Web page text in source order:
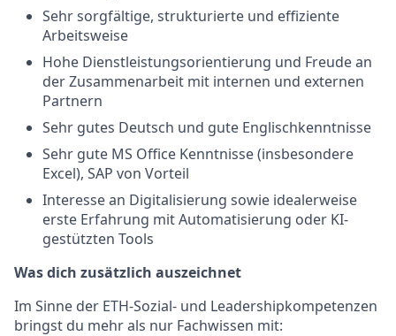
Sehr sorgfältige, strukturierte und effiziente
Arbeitsweise
Hohe Dienstleistungsorientierung und Freude an
der Zusammenarbeit mit internen und externen
Partnern
Sehr gutes Deutsch und gute Englischkenntnisse
Sehr gute MS Office Kenntnisse (insbesondere
Excel), SAP von Vorteil
Interesse an Digitalisierung sowie idealerweise
erste Erfahrung mit Automatisierung oder KI-
gestützten Tools
Was dich zusätzlich auszeichnet
Im Sinne der ETH-Sozial- und Leadershipkompetenzen
bringst du mehr als nur Fachwissen mit: